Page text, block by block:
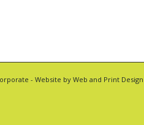
- Website by Web and Print Design